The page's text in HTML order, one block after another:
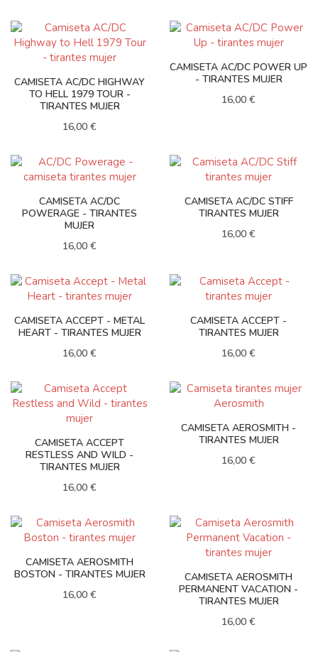
CAMISETA AC/DC HIGHWAY
TO HELL 1979 TOUR -
TIRANTES MUJER
16,00 €
CAMISETA AC/DC POWER UP
- TIRANTES MUJER
16,00 €
CAMISETA AC/DC
POWERAGE - TIRANTES
MUJER
16,00 €
CAMISETA AC/DC STIFF
TIRANTES MUJER
16,00 €
CAMISETA ACCEPT - METAL
HEART - TIRANTES MUJER
16,00 €
CAMISETA ACCEPT -
TIRANTES MUJER
16,00 €
CAMISETA ACCEPT
RESTLESS AND WILD -
TIRANTES MUJER
16,00 €
CAMISETA AEROSMITH -
TIRANTES MUJER
16,00 €
CAMISETA AEROSMITH
BOSTON - TIRANTES MUJER
16,00 €
CAMISETA AEROSMITH
PERMANENT VACATION -
TIRANTES MUJER
16,00 €